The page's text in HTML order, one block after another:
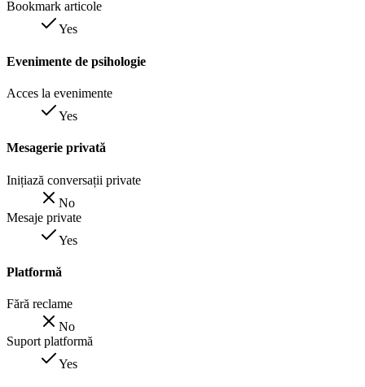
Bookmark articole
Yes
Evenimente de psihologie
Acces la evenimente
Yes
Mesagerie privată
Inițiază conversații private
No
Mesaje private
Yes
Platformă
Fără reclame
No
Suport platformă
Yes